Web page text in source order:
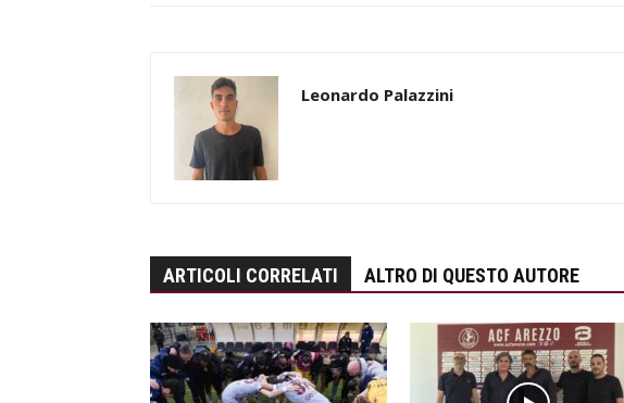
Leonardo Palazzini
ARTICOLI CORRELATI ALTRO DI QUESTO AUTORE